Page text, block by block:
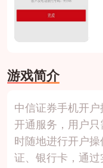
游戏简介
中信证券手机开
开通服务，用户只
时随地进行开户
证、银行卡，通